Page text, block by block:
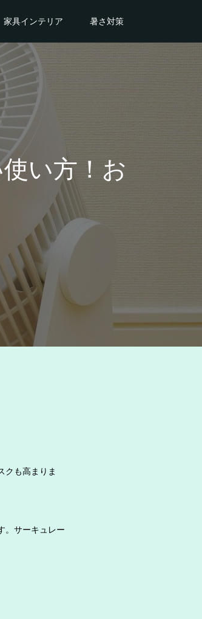
家具インテリア 暑さ対策
い方！お
クも高まりま
。サーキュレー